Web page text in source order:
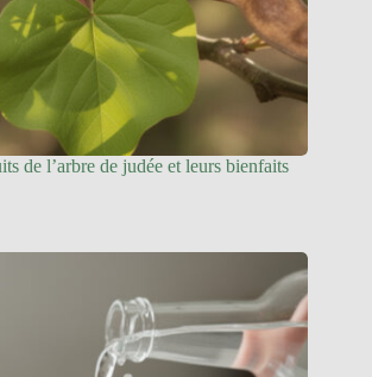
de l’arbre de judée et leurs bienfaits